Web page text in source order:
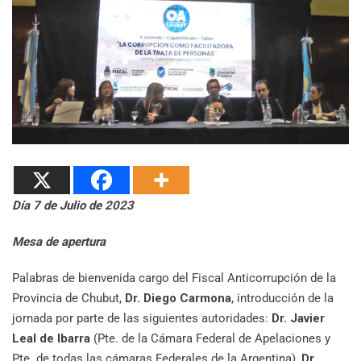
Día 7 de Julio de 2023
Mesa de apertura
Palabras de bienvenida cargo del Fiscal Anticorrupción de la
Provincia de Chubut, Dr. Diego Carmona, introducción de la
jornada por parte de las siguientes autoridades: Dr. Javier
Leal de Ibarra (Pte. de la Cámara Federal de Apelaciones y